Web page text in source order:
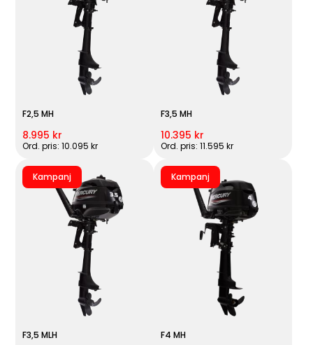
F2,5 MH
8.995 kr
Ord. pris: 10.095 kr
F3,5 MH
10.395 kr
Ord. pris: 11.595 kr
Kampanj
F3,5 MLH
Kampanj
F4 MH